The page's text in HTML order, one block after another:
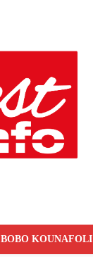
BOBO KOUNAFOLI